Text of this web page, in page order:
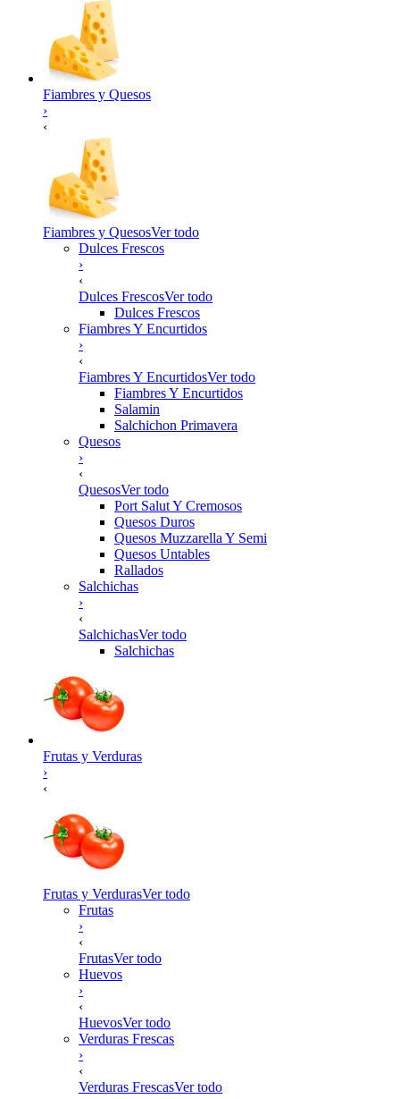
Fiambres y Quesos
›
‹
Fiambres y QuesosVer todo
Dulces Frescos
›
‹
Dulces FrescosVer todo
Dulces Frescos
Fiambres Y Encurtidos
›
‹
Fiambres Y EncurtidosVer todo
Fiambres Y Encurtidos
Salamin
Salchichon Primavera
Quesos
›
‹
QuesosVer todo
Port Salut Y Cremosos
Quesos Duros
Quesos Muzzarella Y Semi
Quesos Untables
Rallados
Salchichas
›
‹
SalchichasVer todo
Salchichas
Frutas y Verduras
›
‹
Frutas y VerdurasVer todo
Frutas
›
‹
FrutasVer todo
Huevos
›
‹
HuevosVer todo
Verduras Frescas
›
‹
Verduras FrescasVer todo